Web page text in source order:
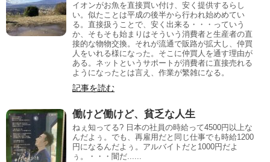
イオンがお魚を直接買い付け、安く提供するらし
い。似たことは平成の後半から行われ始めめてい
る。直接扱うことで、安く出来る・・・っていう
か、そもそも始まりはそういう消費者と生産者の直
接的な物物交換。それが流通で販路が拡大し、仲買
人をいれる様になった。そこに仲買人を通す理由が
ある。ネットというサポートが消費者に直接売れる
ようになったとは言え、作業が繁雑になる。
記事を読む
働けど働けど、貧乏な人生
ねぇ知ってる? 日本の社員の時給って4500円以上な
んだよぅ。でも、再雇用だと同じ仕事でも時給1200
円になるんだよぅ。アルバイトだと1000円だよ
ぅ。・・・闇だ......